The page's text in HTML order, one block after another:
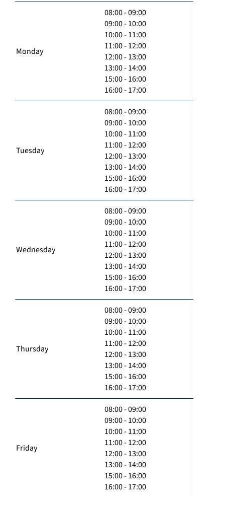
Monday
08:00 - 09:00
09:00 - 10:00
10:00 - 11:00
11:00 - 12:00
12:00 - 13:00
13:00 - 14:00
15:00 - 16:00
16:00 - 17:00
Tuesday
08:00 - 09:00
09:00 - 10:00
10:00 - 11:00
11:00 - 12:00
12:00 - 13:00
13:00 - 14:00
15:00 - 16:00
16:00 - 17:00
Wednesday
08:00 - 09:00
09:00 - 10:00
10:00 - 11:00
11:00 - 12:00
12:00 - 13:00
13:00 - 14:00
15:00 - 16:00
16:00 - 17:00
Thursday
08:00 - 09:00
09:00 - 10:00
10:00 - 11:00
11:00 - 12:00
12:00 - 13:00
13:00 - 14:00
15:00 - 16:00
16:00 - 17:00
Friday
08:00 - 09:00
09:00 - 10:00
10:00 - 11:00
11:00 - 12:00
12:00 - 13:00
13:00 - 14:00
15:00 - 16:00
16:00 - 17:00